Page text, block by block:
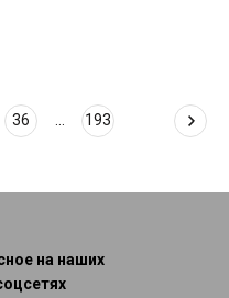
36 ... 193
на наших